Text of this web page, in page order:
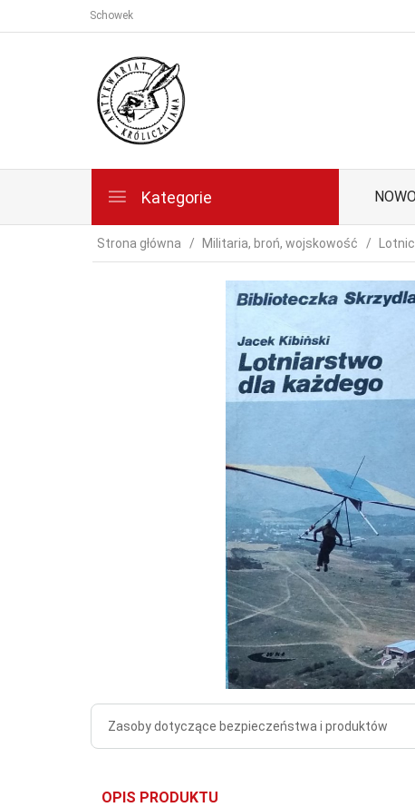
Schowek
Kategorie
Strona główna Militaria, broń, wojskowość
Zasoby dotyczące bezpieczeństwa i produktów
OPIS PRODUKTU